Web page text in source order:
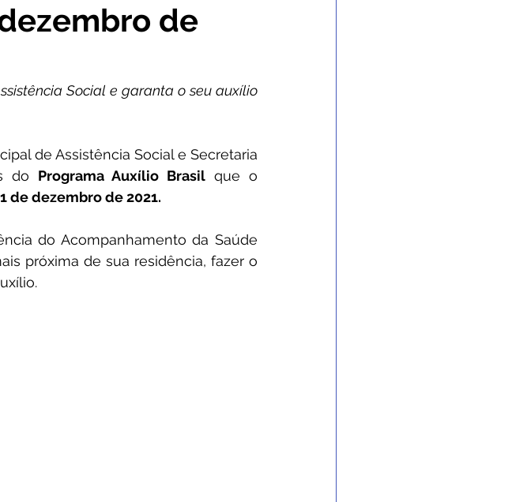
Comunidade No Gabinete
Parlamentar Plano de contingência
de
Social e garanta o seu auxílio
de Assistência Social e Secretaria
do Programa Auxílio Brasil que o
de dezembro de 2021.
do Acompanhamento da Saúde
próxima de sua residência, fazer o